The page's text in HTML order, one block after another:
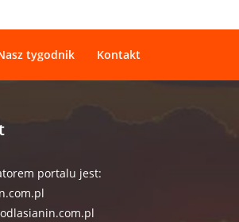
tygodnik Kontakt
portalu jest: